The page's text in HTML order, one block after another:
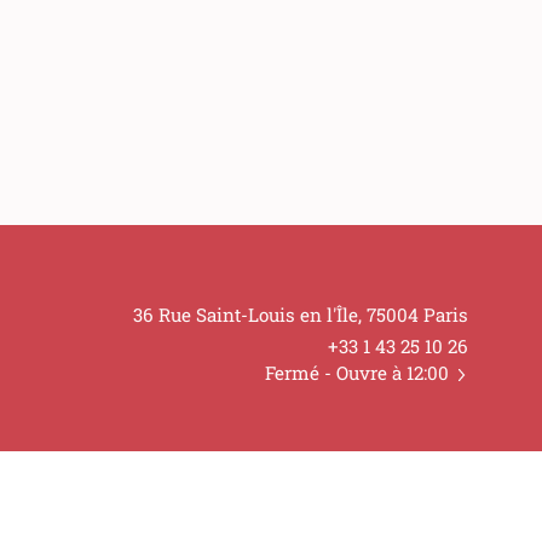
36 Rue Saint-Louis en l'Île, 75004 Paris
+33 1 43 25 10 26
Fermé- Ouvre à 12:00